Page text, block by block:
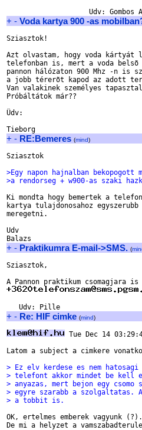
+ - Voda kartya 900 -as
Sziasztok!
Azt olvastam, hogy voda kártyát
telefonban is, mert a voda belsõ
pannon hálózaton 900 Mhz -n
a jobb térerõt kapod az adott
Van valakinek személyes
Próbáltátok már??
Üdv:
+ - RE:Bemeres (mind)
Sziasztok
>Egy napon hajnalban bekopogott
>a rendorseg + w900-as szaki
Ki mondta hogy bemertek a
kartya tulajdonosahoz
meregetni.
Udv
+ - Praktikumra E-mail->SMS. (
Sziasztok,
+ - Re: HIF cimke (mind)
Tue Dec 14
Latom a subject a cimkere
> Ez elv kerdese es nem
> telefont akkor mindet be kell
> anyazas, mert bejon egy
> egyre szarabb a szolgaltatas. A
> a tobbit is.
OK, ertelmes emberek vagyunk
De mi a helyzet a